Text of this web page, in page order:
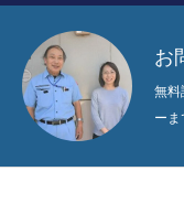
お
無料
ーま